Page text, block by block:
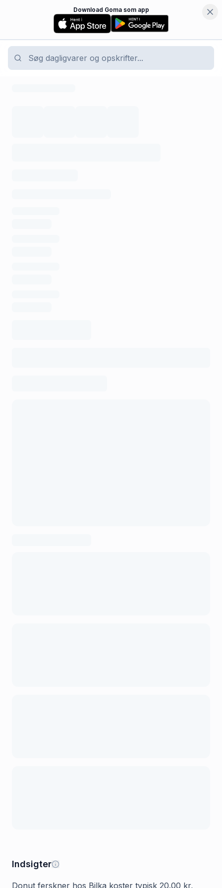
Download Goma som app
Indsigter
Donut ferskner hos Bilka koster typisk 20.00 kr,